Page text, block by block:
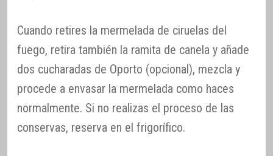
Cuando retires la mermelada de ciruelas del
fuego, retira también la ramita de canela y añade
dos cucharadas de Oporto (opcional), mezcla y
procede a envasar la mermelada como haces
normalmente. Si no realizas el proceso de las
conservas, reserva en el frigorífico.